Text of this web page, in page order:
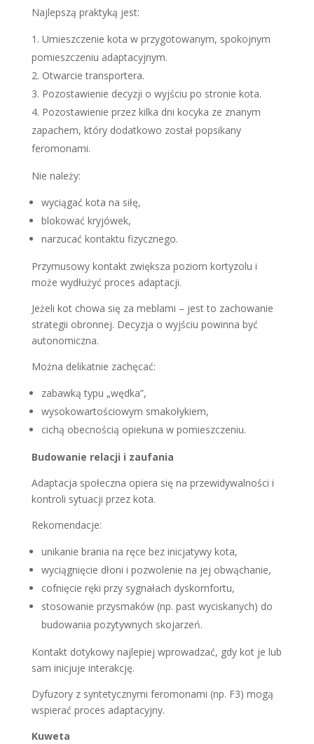
Najlepszą praktyką jest:
Umieszczenie kota w przygotowanym, spokojnym
pomieszczeniu adaptacyjnym.
Otwarcie transportera.
Pozostawienie decyzji o wyjściu po stronie kota.
Pozostawienie przez kilka dni kocyka ze znanym
zapachem, który dodatkowo został popsikany
feromonami.
Nie należy:
wyciągać kota na siłę,
blokować kryjówek,
narzucać kontaktu fizycznego.
Przymusowy kontakt zwiększa poziom kortyzolu i
może wydłużyć proces adaptacji.
Jeżeli kot chowa się za meblami – jest to zachowanie
strategii obronnej. Decyzja o wyjściu powinna być
autonomiczna.
Można delikatnie zachęcać:
zabawką typu „wędka”,
wysokowartościowym smakołykiem,
cichą obecnością opiekuna w pomieszczeniu.
Budowanie relacji i zaufania
Adaptacja społeczna opiera się na przewidywalności i
kontroli sytuacji przez kota.
Rekomendacje:
unikanie brania na ręce bez inicjatywy kota,
wyciągnięcie dłoni i pozwolenie na jej obwąchanie,
cofnięcie ręki przy sygnałach dyskomfortu,
stosowanie przysmaków (np. past wyciskanych) do
budowania pozytywnych skojarzeń.
Kontakt dotykowy najlepiej wprowadzać, gdy kot je lub
sam inicjuje interakcję.
Dyfuzory z syntetycznymi feromonami (np. F3) mogą
wspierać proces adaptacyjny.
Kuweta